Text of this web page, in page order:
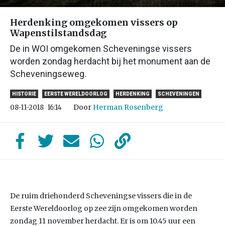
Herdenking omgekomen vissers op
Wapenstilstandsdag
De in WOI omgekomen Scheveningse vissers
worden zondag herdacht bij het monument aan de
Scheveningseweg.
HISTORIE EERSTE WERELDOORLOG HERDENKING SCHEVENINGEN
08-11-2018 16:14 Door Herman Rosenberg
De ruim driehonderd Scheveningse vissers die in de
Eerste Wereldoorlog op zee zijn omgekomen worden
zondag 11 november herdacht. Er is om 10.45 uur een